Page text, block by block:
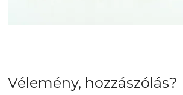
Vélemény, hozzászólás?